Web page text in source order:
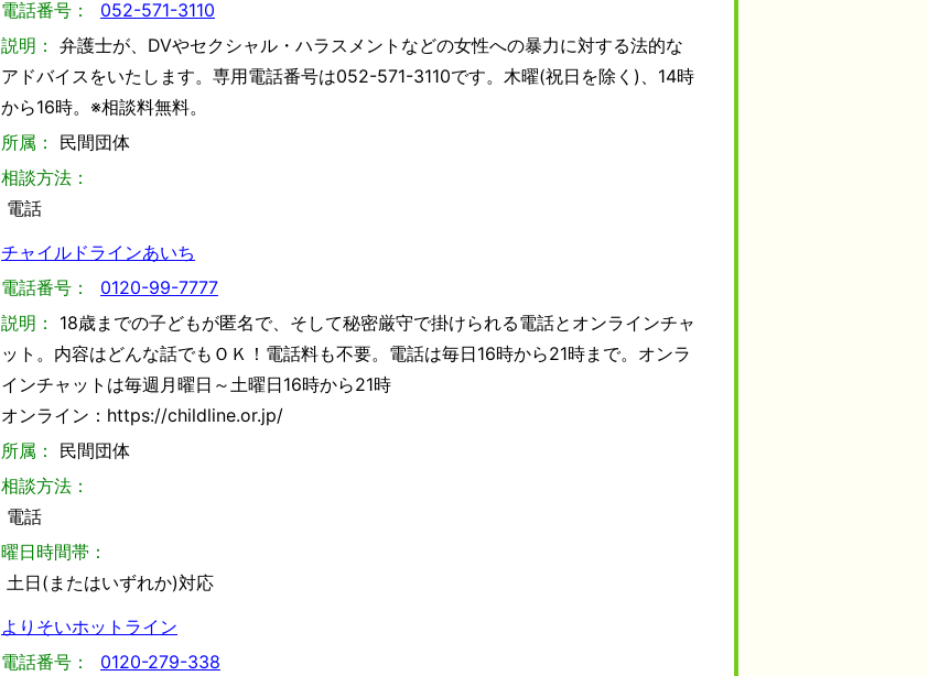
電話番号：
052-571-3110
説明： 弁護士が、DVやセクシャル・ハラスメントなどの女性への暴力に対する法的な
アドバイスをいたします。専用電話番号は052-571-3110です。木曜(祝日を除く)、14時
から16時。※相談料無料。
所属：
民間団体
相談方法：
電話
チャイルドラインあいち
電話番号：
0120-99-7777
説明：
18歳までの子どもが匿名で、そして秘密厳守で掛けられる電話とオンラインチャ
ット。内容はどんな話でもＯＫ！電話料も不要。電話は毎日16時から21時まで。オンラ
インチャットは毎週月曜日～土曜日16時から21時
オンライン：https://childline.or.jp/
所属：
民間団体
相談方法：
電話
曜日時間帯：
土日(またはいずれか)対応
よりそいホットライン
電話番号：
0120-279-338